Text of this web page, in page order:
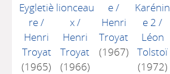
Eygletiè
re/
Henri
Troyat
(1965)
lionceau
x/
Henri
Troyat
(1966)
e/
Henri
Troyat
(1967)
Karénin
e 2 /
Léon
Tolstoï
(1972)